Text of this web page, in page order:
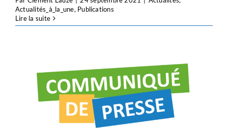
Actualités_à_la_une, Publications
Lire la suite